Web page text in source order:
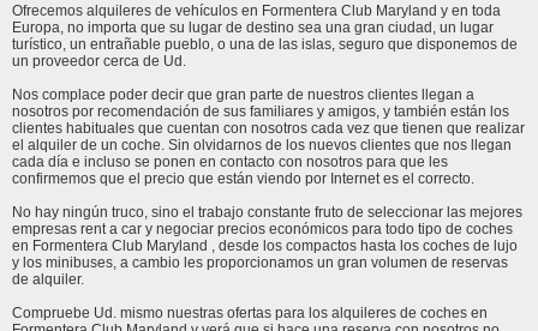
Ofrecemos alquileres de vehículos en Formentera Club Maryland y en toda
Europa, no importa que su lugar de destino sea una gran ciudad, un lugar
turístico, un entrañable pueblo, o una de las islas, seguro que disponemos de
un proveedor cerca de Ud.
Nos complace poder decir que gran parte de nuestros clientes llegan a
nosotros por recomendación de sus familiares y amigos, y también están los
clientes habituales que cuentan con nosotros cada vez que tienen que realizar
el alquiler de un coche. Sin olvidarnos de los nuevos clientes que nos llegan
cada día e incluso se ponen en contacto con nosotros para que les
confirmemos que el precio que están viendo por Internet es el correcto.
No hay ningún truco, sino el trabajo constante fruto de seleccionar las mejores
empresas rent a car y negociar precios económicos para todo tipo de coches
en Formentera Club Maryland , desde los compactos hasta los coches de lujo
y los minibuses, a cambio les proporcionamos un gran volumen de reservas
de alquiler.
Compruebe Ud. mismo nuestras ofertas para los alquileres de coches en